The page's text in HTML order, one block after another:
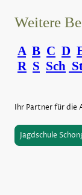
Weitere
A B C D
R S Sch
Ihr Partner für die
Jagdschule